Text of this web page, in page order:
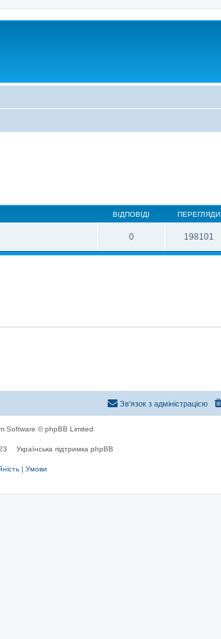
ВІДПОВІДІ ПЕРЕГЛЯДИ
0 198101
Зв'язок з адміністрацією
Software © phpBB Limited
Українська підтримка phpBB
| Умови